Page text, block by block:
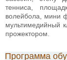
тенниса,
волейбола, мини
мультимедийный
прожектором.
Программа